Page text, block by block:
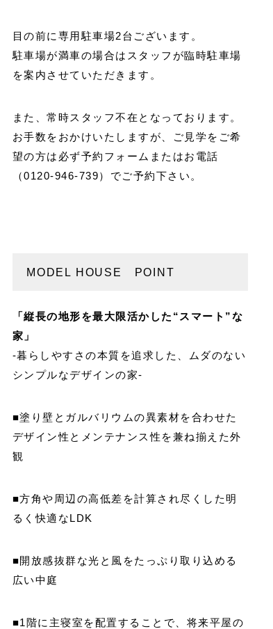
目の前に専用駐車場2台ございます。
駐車場が満車の場合はスタッフが臨時駐車場
を案内させていただきます。
また、常時スタッフ不在となっております。
お手数をおかけいたしますが、ご見学をご希
望の方は必ず予約フォームまたはお電話
（0120-946-739）でご予約下さい。
MODEL HOUSE POINT
「縦長の地形を最大限活かした“スマート”な
家」
-暮らしやすさの本質を追求した、ムダのない
シンプルなデザインの家-
■塗り壁とガルバリウムの異素材を合わせた
デザイン性とメンテナンス性を兼ね揃えた外
観
■方角や周辺の高低差を計算され尽くした明
るく快適なLDK
■開放感抜群な光と風をたっぷり取り込める
広い中庭
■1階に主寝室を配置することで、将来平屋の